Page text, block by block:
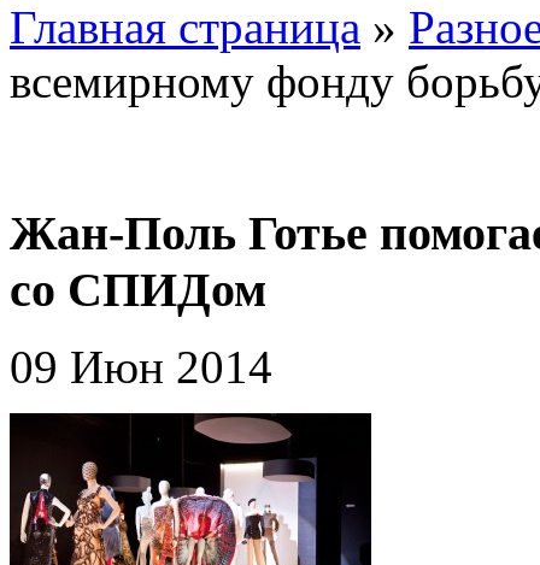
Главная страница »
всемирному фонду
Жан-Поль Готье
со СПИДом
09 Июн 2014